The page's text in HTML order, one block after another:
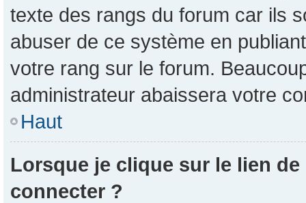
texte des rangs du forum car ils
abuser de ce système en
votre rang sur le forum.
administrateur abaissera votre
Haut
Lorsque je clique sur le lien de
connecter ?